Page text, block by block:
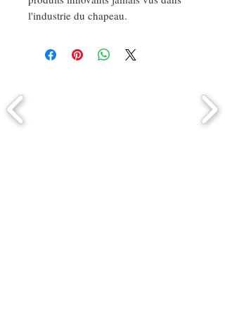
l'industrie du chapeau.